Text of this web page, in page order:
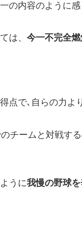
の内容のように感
は、 今一不完全
点で､自らの力よ
チームと対戦す
うに我慢の野球を